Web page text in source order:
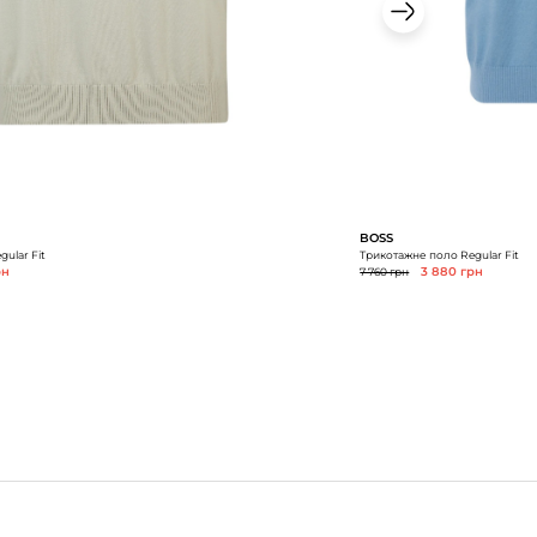
Fit
BOSS
Трикотажне поло Regular Fit
7 760 грн
3 880 грн